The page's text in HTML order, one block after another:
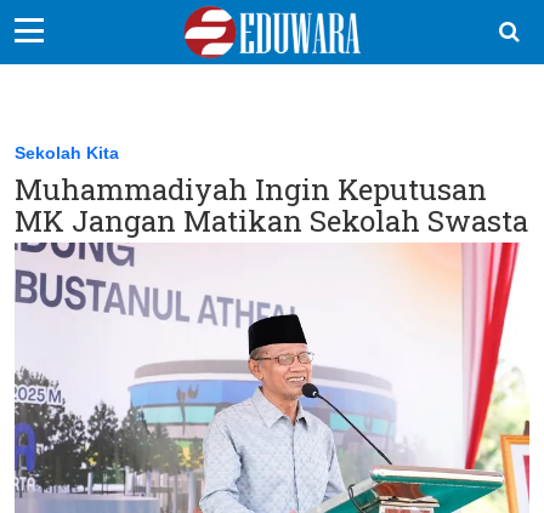
Sekolah Kita
Vokasi
Kampus
Idea
EduDana
Ikuti Kami di:
Sekolah Kita
Muhammadiyah Ingin Keputusan
MK Jangan Matikan Sekolah Swasta